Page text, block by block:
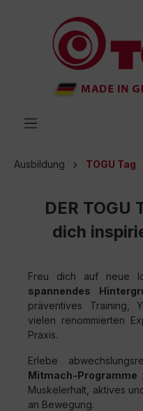
springen
Ausbildung TOGU Tag
DER TOGU
dich
Freu dich auf neue
spannendes
präventives Training,
vielen renommierten
Praxis.
Erlebe
Mitmach-Programme
Muskelerhalt, aktives
an Bewegung.